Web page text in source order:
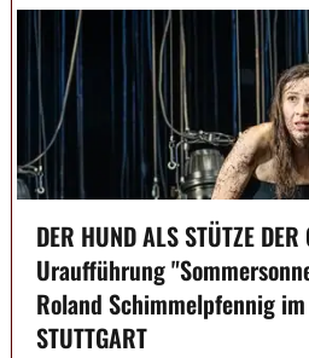
DER HUND ALS STÜTZE
Uraufführung
Roland Schimmelpfennig
STUTTGART